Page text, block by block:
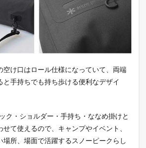
空け口はロール仕様になっていて、両端
と手持ちでも持ち歩ける便利なデザイ
ク・ショルダー・手持ち・ななめ掛けと
て使えるので、キャンプやイベント、
場所、場面で活躍するスノーピークらし